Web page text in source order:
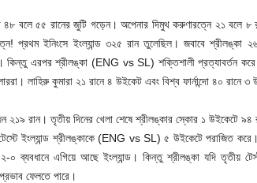
৪৮ বলে ৫৫ রানের জুটি গড়েন। অপেনার দিমুথ করুণারত্নে ২১
প্রথম ইনিংসে ইংল্যান্ড ৩২৫ রান তুলেছিল। জবাবে
কিন্তু এরপর শ্রীলঙ্কা (ENG vs SL) শক্তিশালী প্রত্যাবর্তন করে।
লাহিরু কুমারা ২১ রানে ৪ উইকেট এবং বিশ্ব ফার্নান্দো ৪০ রানে ৩
২১৯ রান। তৃতীয় দিনের খেলা শেষে শ্রীলঙ্কার স্কোর ১ উইকেটে ৯৪
টেস্টে ইংল্যান্ড শ্রীলঙ্কাকে (ENG vs SL) ৫ উইকেটে পরাজিত
০ ব্যবধানে এগিয়ে আছে ইংল্যান্ড। কিন্তু শ্রীলঙ্কা যদি তৃতীয়
প্রভাব ফেলতে পারে।